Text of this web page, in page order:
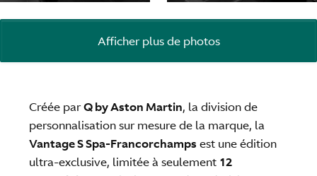
Créée parQ by Aston Martin, la division de
personnalisation sur mesure de la marque, la
Vantage S Spa-Francorchamps est une édition
ultra-exclusive, limitée à seulement 12
Afficher plus de photos